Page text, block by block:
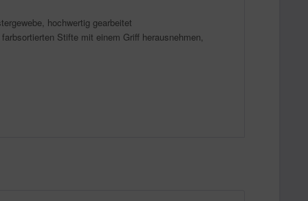
hochwertig gearbeitet
Stifte mit einem Griff herausnehmen,